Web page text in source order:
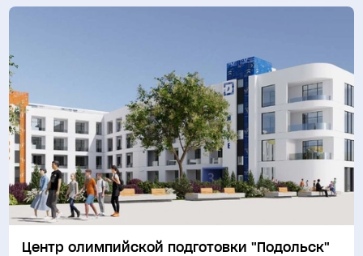
Центр олимпийской подготовки "Подольск"